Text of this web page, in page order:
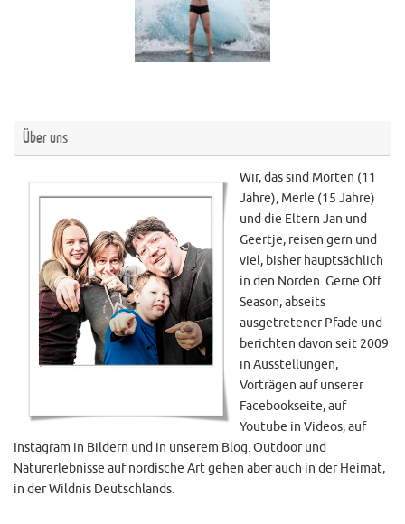
Über uns
Wir, das sind Morten (11
Jahre), Merle (15 Jahre)
und die Eltern Jan und
Geertje, reisen gern und
viel, bisher hauptsächlich
in den Norden. Gerne Off
Season, abseits
ausgetretener Pfade und
berichten davon seit 2009
in Ausstellungen,
Vorträgen auf unserer
Facebookseite, auf
Youtube in Videos, auf
Instagram in Bildern und in unserem Blog. Outdoor und
Naturerlebnisse auf nordische Art gehen aber auch in der Heimat,
in der Wildnis Deutschlands.